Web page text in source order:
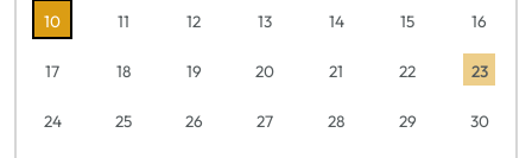
10 11 12 13 14 15 16
17 18 19 20 21 22 23
24 25 26 27 28 29 30